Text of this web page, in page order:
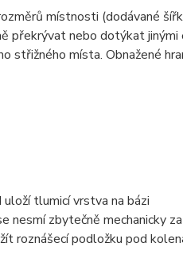
místnosti (dodávané
překrývat nebo dotýkat jinými
střižného místa. Obnažené
tlumicí vrstva na bázi
zbytečně mechanicky
roznášecí podložku pod